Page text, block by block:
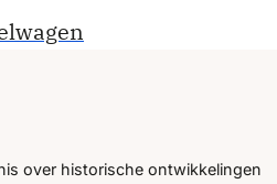
over historische ontwikkelingen